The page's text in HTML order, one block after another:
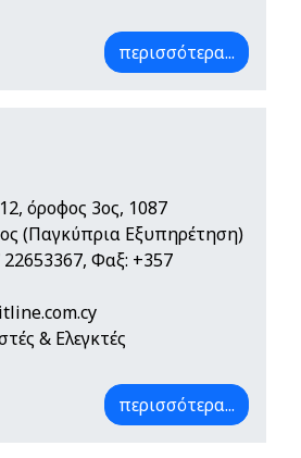
περισσότερα...
όροφος 3ος, 1087
(Παγκύπρια Εξυπηρέτηση)
22653367, Φαξ: +357
& Ελεγκτές
περισσότερα...